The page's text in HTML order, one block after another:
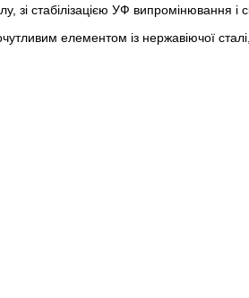
зі стабілізацією УФ випромінювання і
елементом із нержавіючої